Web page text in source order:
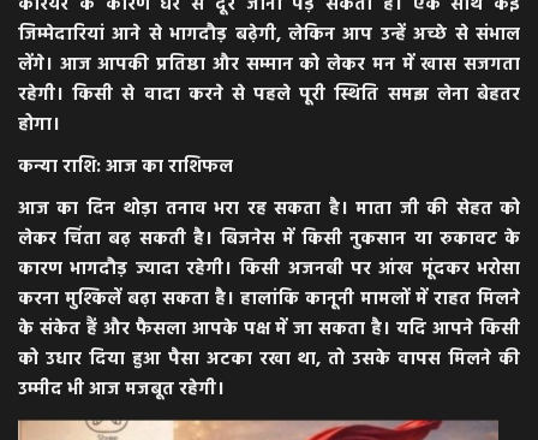
जिम्मेदारियां आने से भागदौड़ बढ़ेगी, लेकिन आप उन्हें अच्छे से संभाल
लेंगे। आज आपकी प्रतिष्ठा और सम्मान को लेकर मन में खास सजगता
रहेगी। किसी से वादा करने से पहले पूरी स्थिति समझ लेना बेहतर
होगा।
कन्या राशि: आज का राशिफल
आज का दिन थोड़ा तनाव भरा रह सकता है। माता जी की सेहत को
लेकर चिंता बढ़ सकती है। बिजनेस में किसी नुकसान या रुकावट के
कारण भागदौड़ ज्यादा रहेगी। किसी अजनबी पर आंख मूंदकर भरोसा
करना मुश्किलें बढ़ा सकता है। हालांकि कानूनी मामलों में राहत मिलने
के संकेत हैं और फैसला आपके पक्ष में जा सकता है। यदि आपने किसी
को उधार दिया हुआ पैसा अटका रखा था, तो उसके वापस मिलने की
उम्मीद भी आज मजबूत रहेगी।